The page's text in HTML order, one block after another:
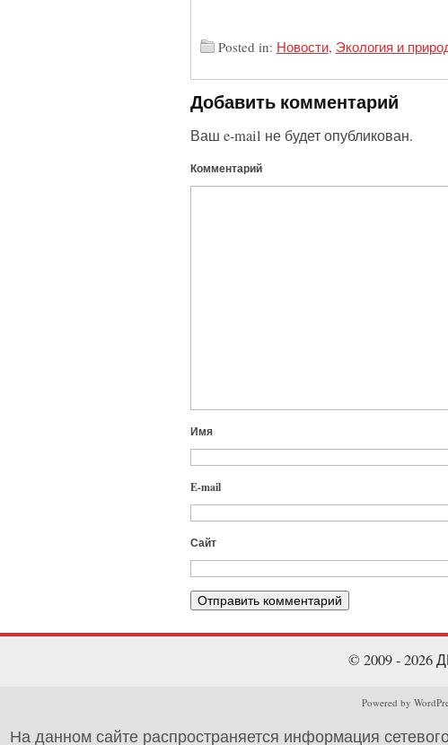
Posted in: Новости, Экология и
Добавить комментарий
Ваш e-mail не будет опубликован.
Комментарий
Имя
E-mail
Сайт
© 2009 - 2026
Powered by
На данном сайте распространяется информация